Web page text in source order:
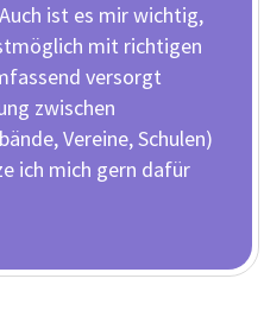
ist es mir wichtig,
mit richtigen
versorgt
zwischen
Vereine, Schulen)
ich mich gern dafür